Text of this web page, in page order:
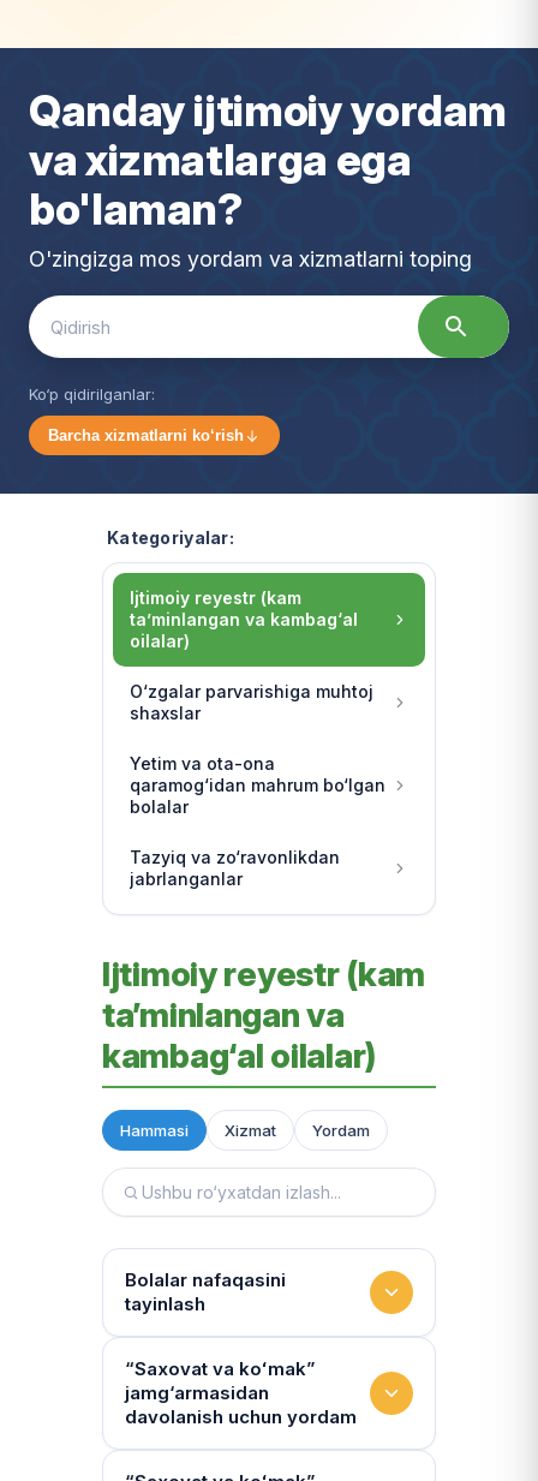
mtiy oz
Qanday ijtimoiy yordam
va xizmatlarga ega
bo'laman?
O'zingizga mos yordam va xizmatlarni toping
Search
for:
Ko‘p qidirilganlar:
Barcha xizmatlarni ko‘rish
Kategoriyalar:
Ijtimoiy reyestr (kam
ta’minlangan va kambag‘al
oilalar)
O‘zgalar parvarishiga muhtoj
shaxslar
Yetim va ota-ona
qaramog‘idan mahrum bo‘lgan
bolalar
Tazyiq va zo‘ravonlikdan
jabrlanganlar
Ijtimoiy reyestr (kam
ta’minlangan va
kambag‘al oilalar)
Hammasi Xizmat Yordam
Bolalar nafaqasini
tayinlash
To‘lov miqdori
Miqdor qonunchilik bilan belgilanadi.
“Kambag‘allik chegarasidagi oila”ga
75% yoki 50% to‘lanadi
“Saxovat va koʻmak”
jamg‘armasidan
davolanish uchun yordam